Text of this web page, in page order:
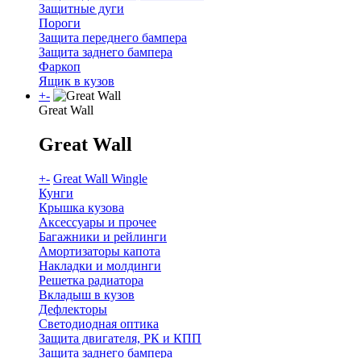
Защитные дуги
Пороги
Защита переднего бампера
Защита заднего бампера
Фаркоп
Ящик в кузов
+-
Great Wall
Great Wall
+- Great Wall Wingle
Кунги
Крышка кузова
Аксессуары и прочее
Багажники и рейлинги
Амортизаторы капота
Накладки и молдинги
Решетка радиатора
Вкладыш в кузов
Дефлекторы
Светодиодная оптика
Защита двигателя, РК и КПП
Защита заднего бампера